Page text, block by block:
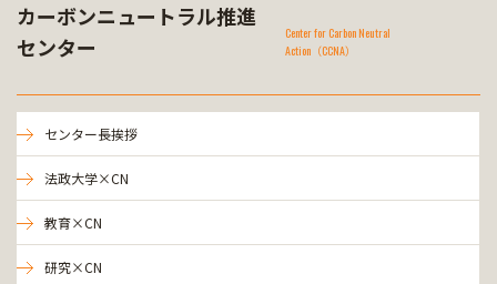
カーボンニュートラル推進
センター
Center for Carbon Neutral
Action（CCNA）
センター長挨拶
法政大学×CN
教育×CN
研究×CN